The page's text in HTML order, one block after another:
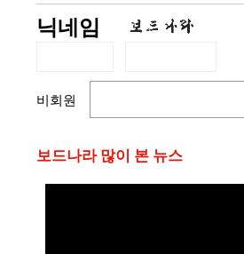
닉네임
비회원
보드나라 많이 본 뉴스